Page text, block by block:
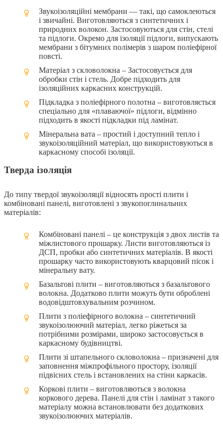
Звукоізоляційні мембрани — такі, що самоклеються
і звичайні. Виготовляються з синтетичних і
природних волокон. Застосовуються для стін, стелі
та підлоги. Окремо для ізоляції підлоги, випускають
мембрани з бітумних полімерів з шаром поліефірної
повсті.
Матеріал з скловолокна – Застосовується для
обробки стін і стель. Добре підходить для
ізоляційних каркасних конструкцій.
Підкладка з поліефірного полотна – виготовляється
спеціально для «плаваючої» підлоги, відмінно
підходить в якості підкладки під ламінат.
Мінеральна вата – простий і доступний тепло і
звукоізоляційний матеріал, що використовуються в
каркасному способі ізоляції.
Тверда ізоляція
До типу твердої звукоізоляції відносять прості плити і
комбіновані панелі, виготовлені з звукопоглинальних
матеріалів:
Комбіновані панелі – це конструкція з двох листів та
міжлистового прошарку. Листи виготовляються із
ДСП, пробки або синтетичних матеріалів. В якості
прошарку часто використовують кварцовий пісок і
мінеральну вату.
Базальтові плити – виготовляються з базальтового
волокна. Додатково плити можуть бути оброблені
водовідштовхувальним розчином.
Плити з поліефірного волокна – синтетичний
звукоізолюючий матеріал, легко ріжеться за
потрібними розмірами, широко застосовується в
каркасному будівництві.
Плити зі штапельного скловолокна – призначені для
заповнення міжпрофільного простору, ізоляції
підвісних стель і встановлених на стіни каркасів.
Коркові плити – виготовляються з волокна
коркового дерева. Панелі для стін і ламінат з такого
матеріалу можна встановлювати без додаткових
звукоізолюючих матеріалів.